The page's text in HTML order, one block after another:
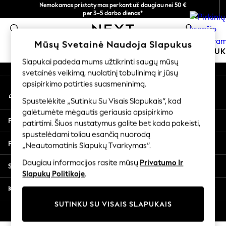
Nemokamas pristatymas perkant už daugiau nei 50 €
per 3–5 darbo dienas*
Dabar galite apsipirkti lietuvių kalba!
0
MOKYKLINĖ APRANGA MERGAITĖMS
SCHOOLWEAR
All Boys Schoolwear
Shoes
Trousers
Shorts
Shirts
Polo Shirts
Sweatshirts & Jumpers
Coats & Jackets
Underwear
Multipacks
All Boys Sport & Swimwear
An error occurred on client
Mūsų socialiniai tinklai
Mano paskyra
Prisijunkite prie savo paskyros
Pagalba
Privatumas ir teisinė informacija
Skyriai
Kitos paslaugos
Mūsų Svetainė Naudoja Slapukus
Slapukai padeda mums užtikrinti saugų mūsų
svetainės veikimą, nuolatinį tobulinimą ir jūsų
apsipirkimo patirties suasmeninimą.
Spustelėkite „Sutinku Su Visais Slapukais“, kad
galėtumėte mėgautis geriausia apsipirkimo
patirtimi. Šiuos nustatymus galite bet kada pakeisti,
spustelėdami toliau esančią nuorodą
„Neautomatinis Slapukų Tvarkymas“.
Daugiau informacijos rasite mūsų Privatumo Ir
Slapukų Politikoje.
SUTINKU SU VISAIS SLAPUKAIS